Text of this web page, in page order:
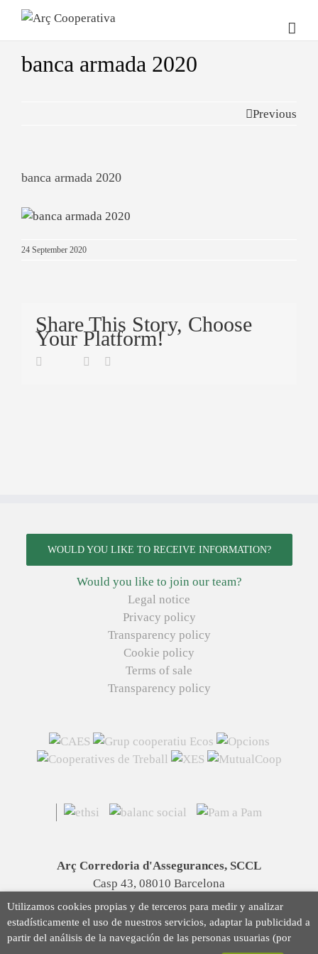
banca armada 2020
Previous
banca armada 2020
24 September 2020
Share This Story, Choose
Your Platform!
Facebook
TwitterLinkedin
WOULD YOU LIKE TO RECEIVE INFORMATION?
Would you like to join our team?
Legal notice
Privacy policy
Transparency policy
Cookie policy
Terms of sale
Transparency policy
Arç Corredoria d'Assegurances, SCCL
Casp 43, 08010 Barcelona
93 423 46 02
info@arc.coop
Utilizamos cookies propias y de terceros para medir y analizar
estadísticamente el uso de nuestros servicios, adaptar la publicidad a
partir del análisis de la navegación de las personas usuarias (por